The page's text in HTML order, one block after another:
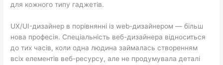
для кожного типу гаджетів.
UX/UI-дизайнер в порівнянні із web-дизайнером — більш
нова професія. Спеціальність веб-дизайнера відноситься
до тих часів, коли одна людина займалась створенням
всіх елементів веб-ресурсу, але не продумувала деталі